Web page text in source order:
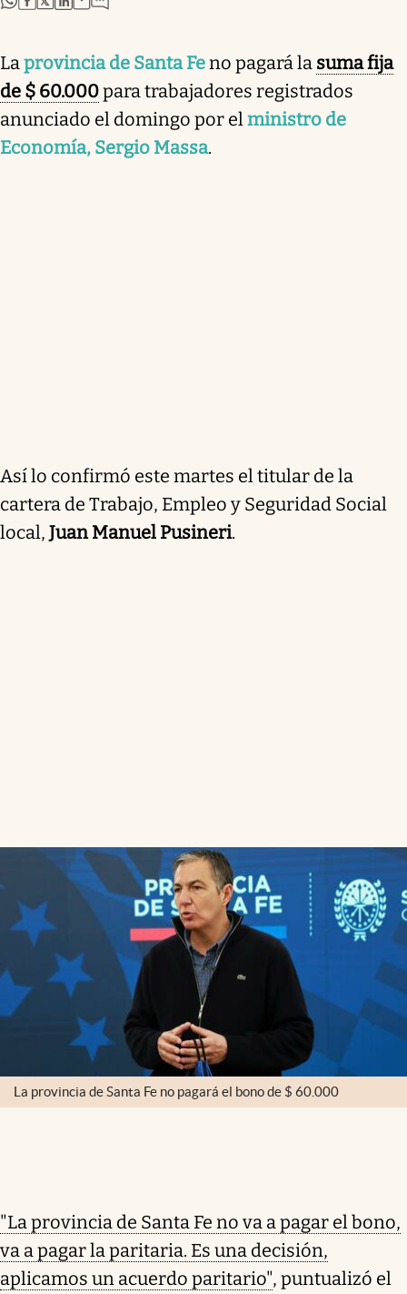
Laprovincia de Santa Feno pagará la suma fija
de $ 60.000para trabajadores registrados
anunciado el domingo por elministro de
Economía, Sergio Massa.
Así lo confirmó este martes el titular de la
cartera de Trabajo, Empleo y Seguridad Social
local, Juan Manuel Pusineri.
La provincia de Santa Fe no pagará el bono de $ 60.000
"La provincia de Santa Fe no va a pagar el bono,
va a pagar la paritaria. Es una decisión,
aplicamos un acuerdo paritario", puntualizó el